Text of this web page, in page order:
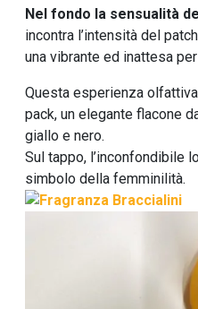
Nel fondo la sensualità
incontra l’intensità del
una vibrante ed inattesa
Questa esperienza
pack, un elegante flacone
giallo e nero.
Sul tappo, l’inconfondibile
simbolo della femminilità.